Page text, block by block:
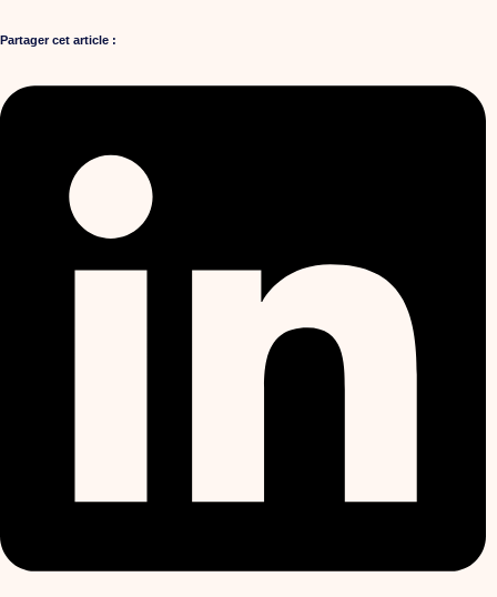
Partager cet article :